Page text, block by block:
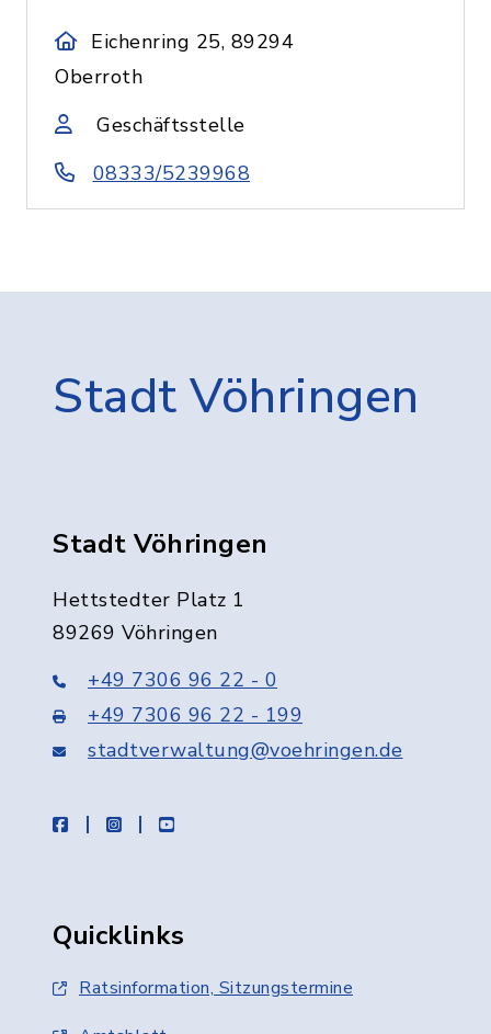
Eichenring 25, 89294
Oberroth
Geschäftsstelle
08333/5239968
Stadt Vöhringen
Stadt Vöhringen
Hettstedter Platz 1
89269 Vöhringen
+49 7306 96 22 - 0
+49 7306 96 22 - 199
stadtverwaltung@voehringen.de
facebookinstagramyoutube
Quicklinks
Ratsinformation, Sitzungstermine